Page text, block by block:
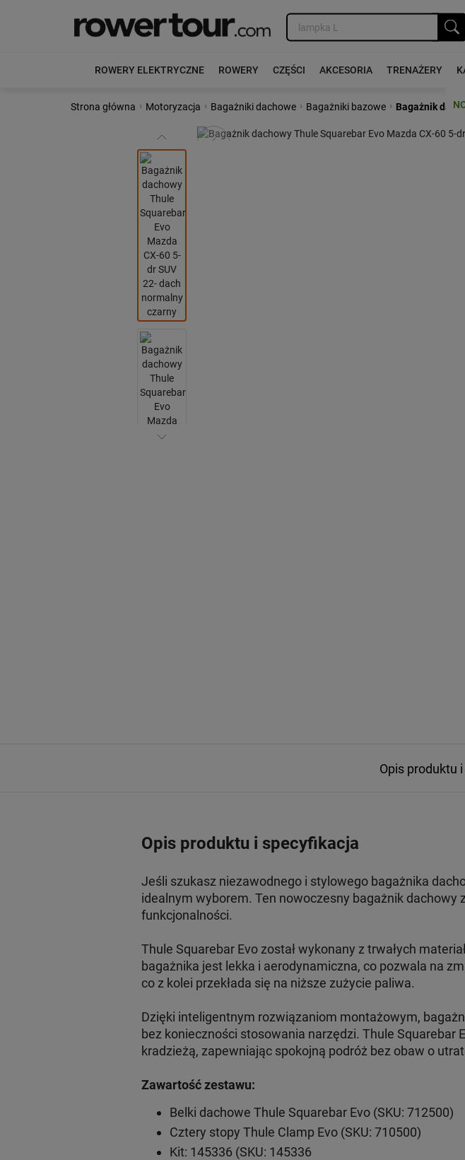
ROWERY ELEKTRYCZNE ROWERY CZĘŚCI AKCESORIA TRENAŻERY
Strona główna › Motoryzacja › Bagażniki dachowe › Bagażniki bazowe › Bagażnik
Poprzedni
Opis produktu
Opis produktu i specyfikacja
Jeśli szukasz niezawodnego i stylowego bagażnika
idealnym wyborem. Ten nowoczesny bagażnik
funkcjonalności.
Thule Squarebar Evo został wykonany z trwałych
bagażnika jest lekka i aerodynamiczna, co pozwala na
co z kolei przekłada się na niższe zużycie paliwa.
Dzięki inteligentnym rozwiązaniom montażowym,
bez konieczności stosowania narzędzi. Thule
kradzieżą, zapewniając spokojną podróż bez obaw o
Zawartość zestawu:
Belki dachowe Thule Squarebar Evo (SKU: 712500)
Cztery stopy Thule Clamp Evo (SKU: 710500)
Kit: 145336 (SKU: 145336